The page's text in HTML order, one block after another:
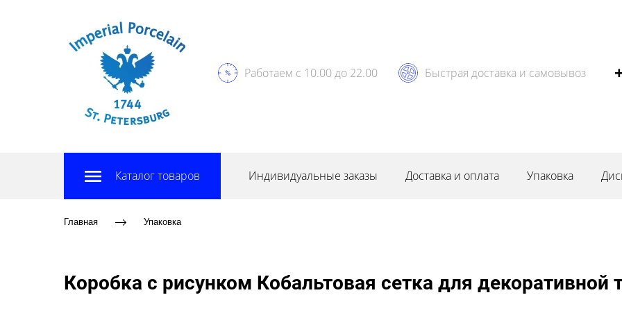
Работаем с 10.00 до 22.00 Быстрая доставка и самовывоз
Каталог товаров Индивидуальные заказы Доставка и оплата Упаковка
Главная Упаковка
Коробка с рисунком Кобальтовая сетка для